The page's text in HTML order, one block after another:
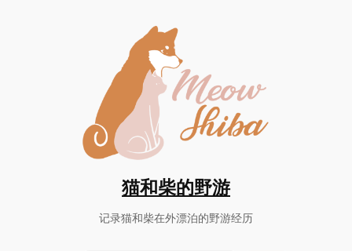
猫和柴的野游
记录猫和柴在外漂泊的野游经历